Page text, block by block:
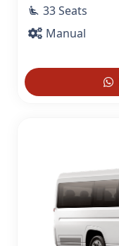
airline_seat_recline_extra 33 Seats
Manual